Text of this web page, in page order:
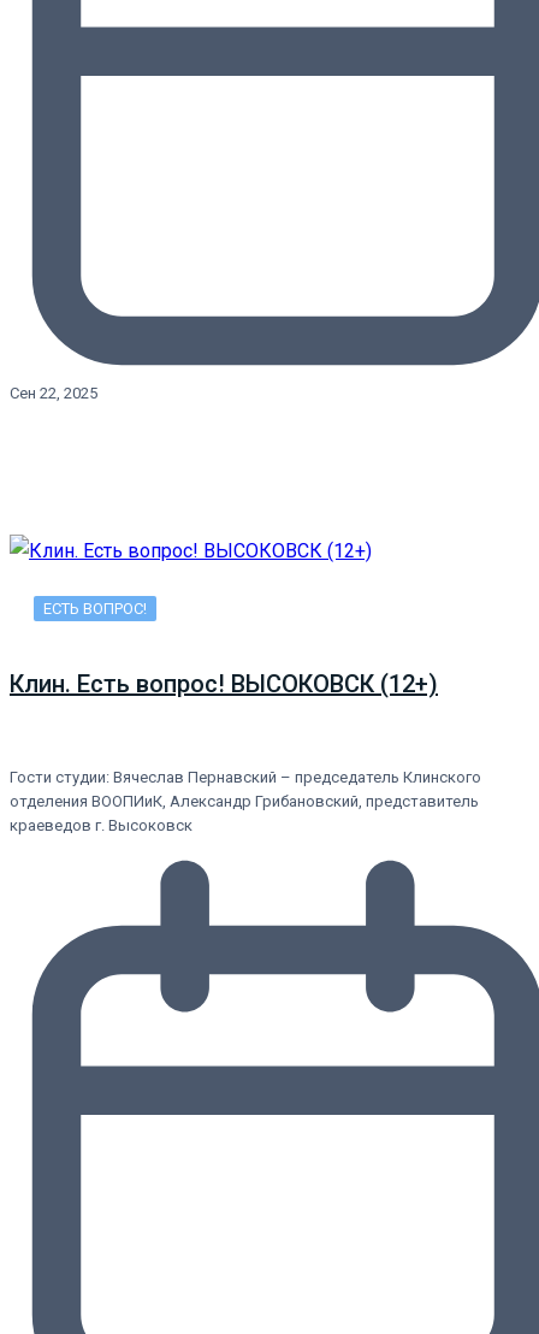
Сен 22, 2025
ЕСТЬ ВОПРОС!
Клин. Есть вопрос! ВЫСОКОВСК (12+)
Гости студии: Вячеслав Пернавский – председатель Клинского
отделения ВООПИиК, Александр Грибановский, представитель
краеведов г. Высоковск